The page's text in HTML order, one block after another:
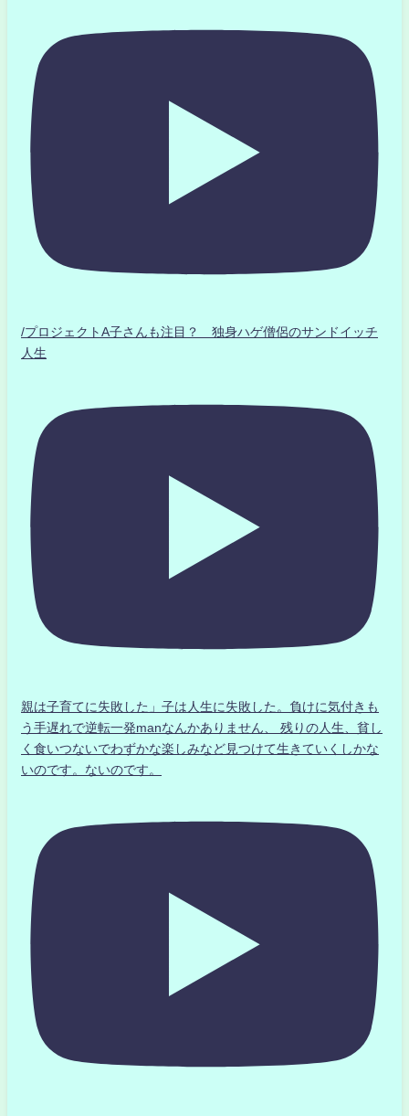
/プロジェクトA子さんも注目？ 独身ハゲ僧侶のサンドイッチ
人生
親は子育てに失敗した」子は人生に失敗した。負けに気付きも
う手遅れで逆転一発manなんかありません、 残りの人生、貧し
く食いつないでわずかな楽しみなど見つけて生きていくしかな
いのです。ないのです。